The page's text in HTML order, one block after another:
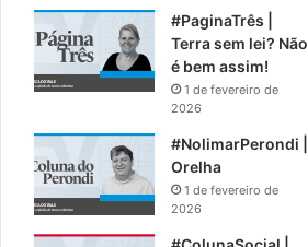
#PaginaTrês |
Terra sem lei? Não
é bem assim!
1 de fevereiro de
2026
#NolimarPerondi |
Orelha
1 de fevereiro de
2026